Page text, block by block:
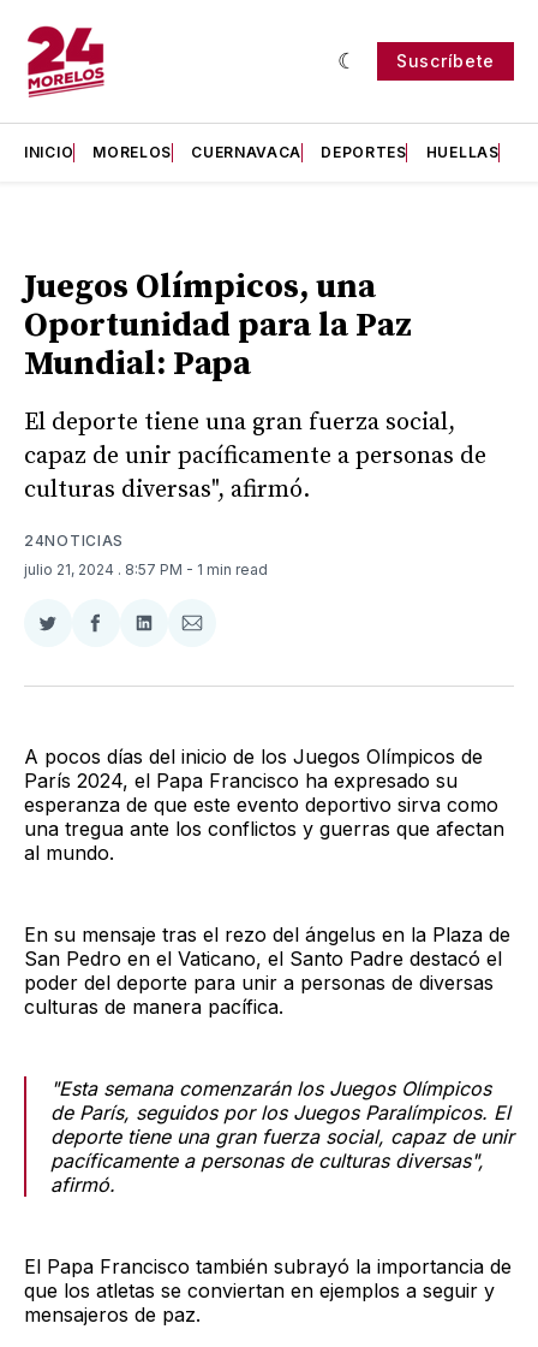
Suscríbete
INICIO MORELOS CUERNAVACA DEPORTES HUELLAS
Juegos Olímpicos, una
Oportunidad para la Paz
Mundial: Papa
El deporte tiene una gran fuerza social,
capaz de unir pacíficamente a personas de
culturas diversas", afirmó.
24NOTICIAS
julio 21, 2024 . 8:57 PM - 1 min read
Compartir
Twitter
Compartir
Facebook
Compartir
LinkedIn
Compartir
Email
A pocos días del inicio de los Juegos Olímpicos de
París 2024, el Papa Francisco ha expresado su
esperanza de que este evento deportivo sirva como
una tregua ante los conflictos y guerras que afectan
al mundo.
En su mensaje tras el rezo del ángelus en la Plaza de
San Pedro en el Vaticano, el Santo Padre destacó el
poder del deporte para unir a personas de diversas
culturas de manera pacífica.
"Esta semana comenzarán los Juegos Olímpicos
de París, seguidos por los Juegos Paralímpicos. El
deporte tiene una gran fuerza social, capaz de unir
pacíficamente a personas de culturas diversas",
afirmó.
El Papa Francisco también subrayó la importancia de
que los atletas se conviertan en ejemplos a seguir y
mensajeros de paz.